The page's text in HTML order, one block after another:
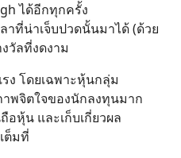
ได้อีกทุกครั้ง
าที่น่าเจ็บปวดนั้นมาได้ (ด้วย
วัลที่งดงาม
ง โดยเฉพาะหุ้นกลุ่ม
พจิตใจของนักลงทุนมาก
หุ้น และเก็บเกี่ยวผล
ต็มที่